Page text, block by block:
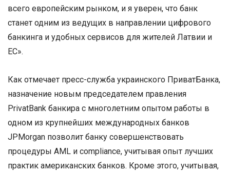
всего европейским рынком, и я уверен, что банк
станет одним из ведущих в направлении цифрового
банкинга и удобных сервисов для жителей Латвии и
ЕС».
Как отмечает пресс-служба украинского ПриватБанка,
назначение новым председателем правления
PrivatBank банкира с многолетним опытом работы в
одном из крупнейших международных банков
JPMorgan позволит банку совершенствовать
процедуры AML и compliance, учитывая опыт лучших
практик американских банков. Кроме этого, учитывая,